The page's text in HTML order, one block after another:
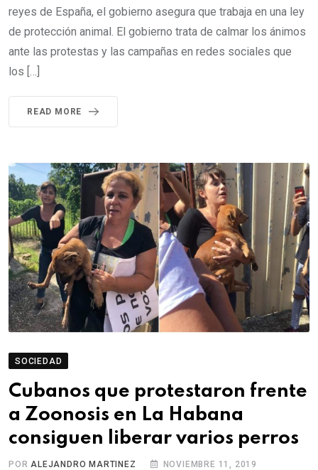
reyes de España, el gobierno asegura que trabaja en una ley
de protección animal. El gobierno trata de calmar los ánimos
ante las protestas y las campañas en redes sociales que
los […]
READ MORE
SOCIEDAD
Cubanos que protestaron frente
a Zoonosis en La Habana
consiguen liberar varios perros
POR ALEJANDRO MARTINEZ NOVIEMBRE 11, 2019